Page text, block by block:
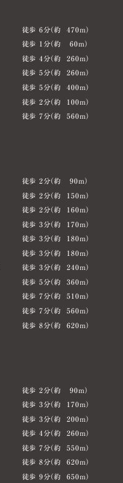
徒歩 6分（約 470m）
徒歩 1分（約 60m）
徒歩 4分（約 260m）
徒歩 5分（約 260m）
徒歩 5分（約 400m）
徒歩 2分（約 100m）
徒歩 7分（約 560m）
徒歩 2分（約 90m）
徒歩 2分（約 150m）
徒歩 2分（約 160m）
徒歩 3分（約 170m）
徒歩 3分（約 180m）
徒歩 3分（約 180m）
徒歩 3分（約 240m）
徒歩 5分（約 360m）
徒歩 7分（約 510m）
徒歩 7分（約 560m）
徒歩 8分（約 620m）
徒歩 2分（約 90m）
徒歩 3分（約 170m）
徒歩 3分（約 200m）
徒歩 4分（約 260m）
徒歩 7分（約 550m）
徒歩 8分（約 620m）
徒歩 9分（約 650m）